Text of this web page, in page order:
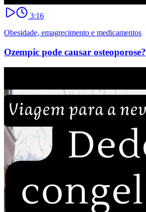
3:16
Obesidade, emagrecimento e medicamentos
Ozempic pode causar osteoporose?